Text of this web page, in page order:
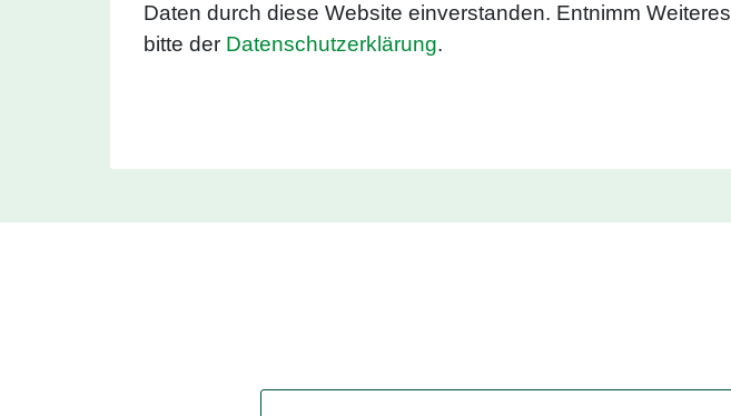
Daten durch diese Website einverstanden. Entnimm Weiteres
bitte der Datenschutzerklärung.